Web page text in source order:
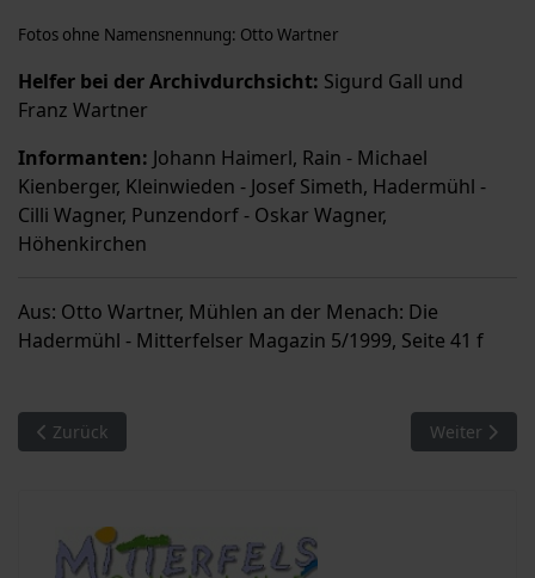
Fotos ohne Namensnennung: Otto Wartner
Helfer bei der Archivdurchsicht: Sigurd Gall und
Franz Wartner
Informanten: Johann Haimerl, Rain - Michael
Kienberger, Kleinwieden - Josef Simeth, Hadermühl -
Cilli Wagner, Punzendorf - Oskar Wagner,
Höhenkirchen
Aus: Otto Wartner, Mühlen an der Menach: Die
Hadermühl - Mitterfelser Magazin 5/1999, Seite 41 f
Vorheriger Beitrag: Mühlen an der Menach (10): Obermühl
Zurück Nächster
Weiter